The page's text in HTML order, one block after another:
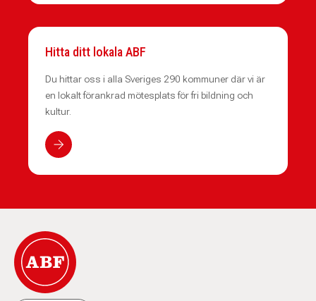
Hitta ditt lokala ABF
Du hittar oss i alla Sveriges 290 kommuner där vi är
en lokalt förankrad mötesplats för fri bildning och
kultur.